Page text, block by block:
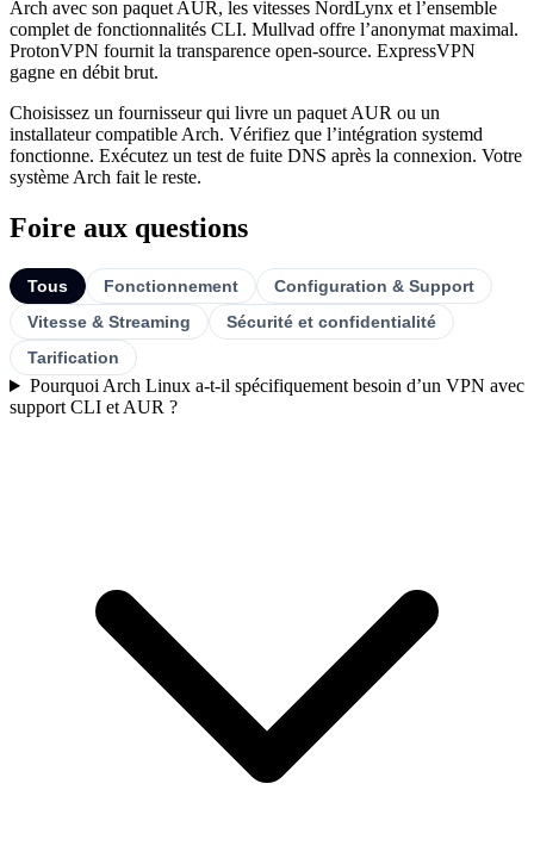
Arch avec son paquet AUR, les vitesses NordLynx et l’ensemble
complet de fonctionnalités CLI. Mullvad offre l’anonymat maximal.
ProtonVPN fournit la transparence open-source. ExpressVPN
gagne en débit brut.
Choisissez un fournisseur qui livre un paquet AUR ou un
installateur compatible Arch. Vérifiez que l’intégration systemd
fonctionne. Exécutez un test de fuite DNS après la connexion. Votre
système Arch fait le reste.
Foire aux questions
Tous Fonctionnement
Configuration & Support
Vitesse & Streaming
Sécurité et confidentialité
Tarification
Pourquoi Arch Linux a-t-il spécifiquement besoin d’un VPN avec
support CLI et AUR ?